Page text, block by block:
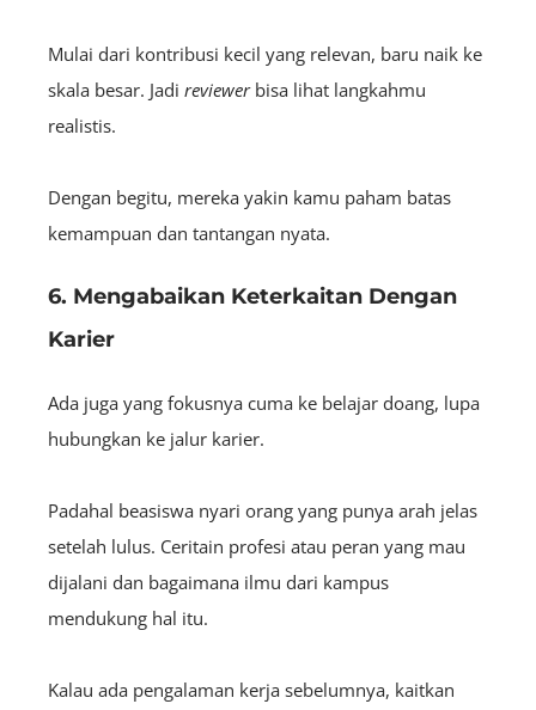
Mulai dari kontribusi kecil yang relevan, baru naik ke
skala besar. Jadi reviewerbisa lihat langkahmu
realistis.
Dengan begitu, mereka yakin kamu paham batas
kemampuan dan tantangan nyata.
6. Mengabaikan Keterkaitan Dengan
Karier
Ada juga yang fokusnya cuma ke belajar doang, lupa
hubungkan ke jalur karier.
Padahal beasiswa nyari orang yang punya arah jelas
setelah lulus. Ceritain profesi atau peran yang mau
dijalani dan bagaimana ilmu dari kampus
mendukung hal itu.
Kalau ada pengalaman kerja sebelumnya, kaitkan